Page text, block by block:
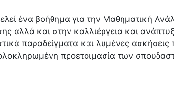
ένα βοήθημα για την Μαθηματική
αλλά και στην καλλιέργεια και
παραδείγματα και λυμένες
προετοιμασία των